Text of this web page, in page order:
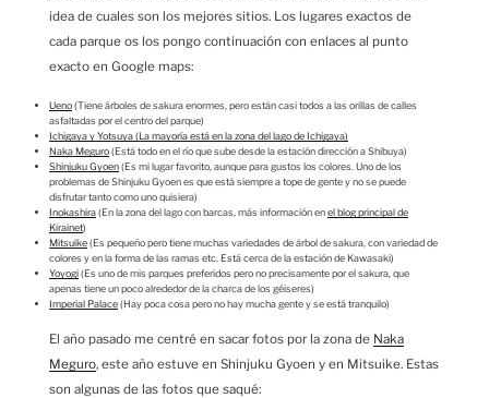
idea de cuales son los mejores sitios. Los lugares exactos de
cada parque os los pongo continuación con enlaces al punto
exacto en Google maps:
Ueno(Tiene árboles de sakura enormes, pero están casi todos a las orillas de calles
asfaltadas por el centro del parque)
Ichigaya y Yotsuya (La mayoría está en la zona del lago de Ichigaya)
Naka Meguro(Está todo en el río que sube desde la estación dirección a Shibuya)
Shinjuku Gyoen(Es mi lugar favorito, aunque para gustos los colores. Uno de los
problemas de Shinjuku Gyoen es que está siempre a tope de gente y no se puede
disfrutar tanto como uno quisiera)
Inokashira(En la zona del lago con barcas, más información enel blog principal de
Kirainet)
Mitsuike(Es pequeño pero tiene muchas variedades de árbol de sakura, con variedad de
colores y en la forma de las ramas etc. Está cerca de la estación de Kawasaki)
Yoyogi(Es uno de mis parques preferidos pero no precisamente por el sakura, que
apenas tiene un poco alrededor de la charca de los géiseres)
Imperial Palace(Hay poca cosa pero no hay mucha gente y se está tranquilo)
El año pasado me centré en sacar fotos por la zona de Naka
Meguro, este año estuve en Shinjuku Gyoen y en Mitsuike. Estas
son algunas de las fotos que saqué: